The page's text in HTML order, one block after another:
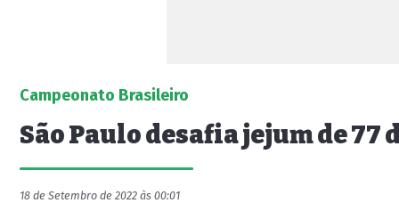
Campeonato Brasileiro
São Paulo desafia jejum de 77
18 de Setembro de 2022 às 00:01